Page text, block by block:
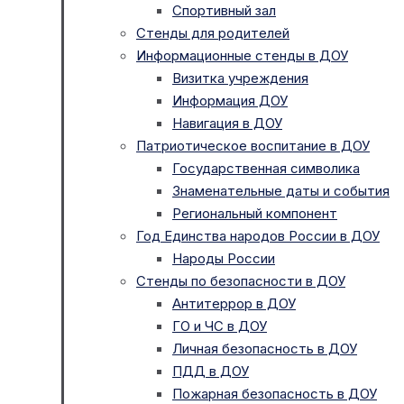
Спортивный зал
Стенды для родителей
Информационные стенды в ДОУ
Визитка учреждения
Информация ДОУ
Навигация в ДОУ
Патриотическое воспитание в ДОУ
Государственная символика
Знаменательные даты и события
Региональный компонент
Год Единства народов России в ДОУ
Народы России
Стенды по безопасности в ДОУ
Антитеррор в ДОУ
ГО и ЧС в ДОУ
Личная безопасность в ДОУ
ПДД в ДОУ
Пожарная безопасность в ДОУ